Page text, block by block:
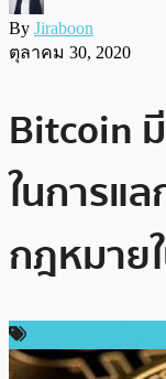
By Jiraboon
ตุลาคม 30, 2020
Bitcoin
ในการแ
กฎหมาย